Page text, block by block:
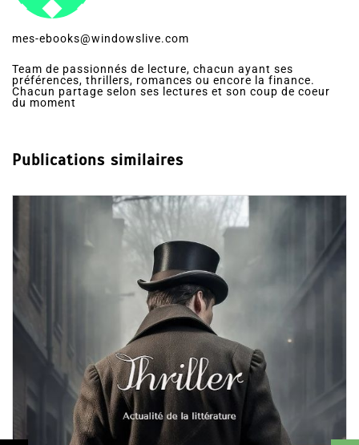
mes-ebooks@windowslive.com
Team de passionnés de lecture, chacun ayant ses
préférences, thrillers, romances ou encore la finance.
Chacun partage selon ses lectures et son coup de coeur
du moment
Publications similaires